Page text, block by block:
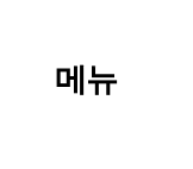
메뉴